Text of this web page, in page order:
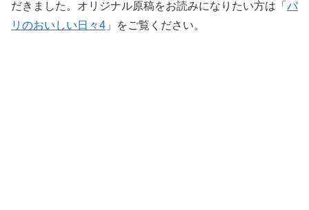
だきました。オリジナル原稿をお読みになりたい方は「 パ
リのおいしい日々4 」をご覧ください。